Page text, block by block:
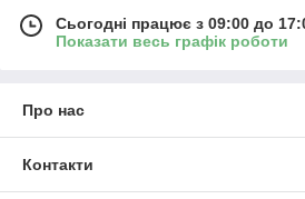
Сьогодні працює з 09:00 до
Показати весь графік роботи
Про нас
Контакти